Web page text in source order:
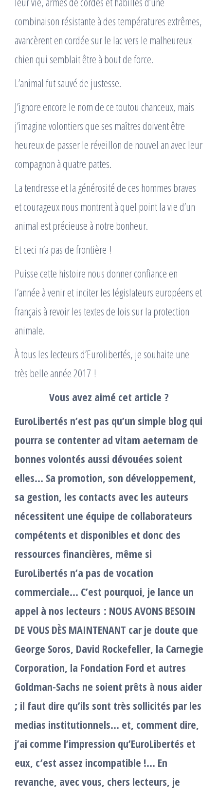
combinaison résistante à des températures extrêmes,
avancèrent en cordée sur le lac vers le malheureux
chien qui semblait être à bout de force.
L’animal fut sauvé de justesse.
J’ignore encore le nom de ce toutou chanceux, mais
j’imagine volontiers que ses maîtres doivent être
heureux de passer le réveillon de nouvel an avec leur
compagnon à quatre pattes.
La tendresse et la générosité de ces hommes braves
et courageux nous montrent à quel point la vie d’un
animal est précieuse à notre bonheur.
Et ceci n’a pas de frontière !
Puisse cette histoire nous donner confiance en
l’année à venir et inciter les législateurs européens et
français à revoir les textes de lois sur la protection
animale.
À tous les lecteurs d’Eurolibertés, je souhaite une
très belle année 2017 !
Vous avez aimé cet article ?
EuroLibertés n’est pas qu’un simple blog qui
pourra se contenter ad vitam aeternam de
bonnes volontés aussi dévouées soient
elles… Sa promotion, son développement,
sa gestion, les contacts avec les auteurs
nécessitent une équipe de collaborateurs
compétents et disponibles et donc des
ressources financières, même si
EuroLibertés n’a pas de vocation
commerciale… C’est pourquoi, je lance un
appel à nos lecteurs : NOUS AVONS BESOIN
DE VOUS DÈS MAINTENANT car je doute que
George Soros, David Rockefeller, la Carnegie
Corporation, la Fondation Ford et autres
Goldman-Sachs ne soient prêts à nous aider
; il faut dire qu’ils sont très sollicités par les
medias institutionnels… et, comment dire,
j’ai comme l’impression qu’EuroLibertés et
eux, c’est assez incompatible !… En
revanche, avec vous, chers lecteurs, je